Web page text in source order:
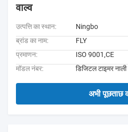
वाल्व
उत्पत्ति का स्थान:
Ningbo
ब्रांड का नाम:
FLY
प्रमाणन:
ISO 9001,CE
मॉडल नंबर:
डिजिटल टाइमर नाली
अभी पूछताछ